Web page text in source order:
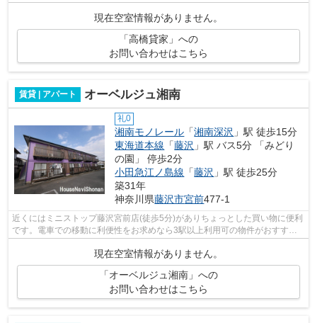
ご連絡ください。
現在空室情報がありません。
「高橋貸家」への
お問い合わせはこちら
賃貸 | アパート オーベルジュ湘南
礼0
湘南モノレール 「湘南深沢 」駅 徒歩15分
東海道本線 「藤沢 」駅 バス5分 「みどり
の園」 停歩2分
小田急江ノ島線 「藤沢 」駅 徒歩25分
築31年
神奈川県藤沢市宮前477-1
近くにはミニストップ藤沢宮前店(徒歩5分)がありちょっとした買い物に便利
です。電車での移動に利便性をお求めなら3駅以上利用可の物件がおすすめ
現在空室情報がありません。
「オーベルジュ湘南」への
お問い合わせはこちら